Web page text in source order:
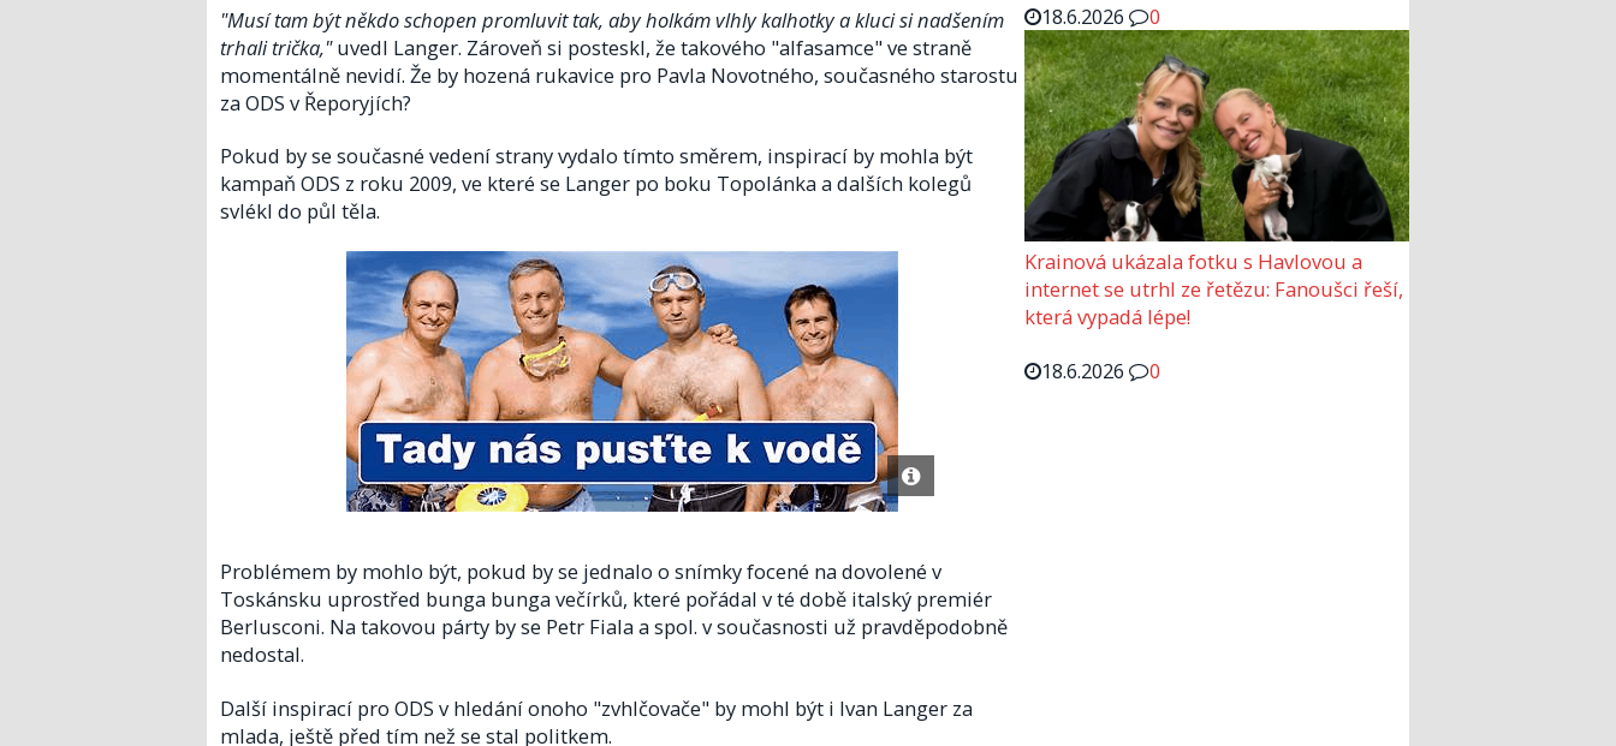
"Musí tam být někdo schopen promluvit tak, aby holkám vlhly kalhotky a kluci si nadšením
trhali trička,"uvedl Langer. Zároveň si posteskl, že takového "alfasamce" ve straně
momentálně nevidí. Že by hozená rukavice pro Pavla Novotného, současného starostu
za ODS v Řeporyjích?
Pokud by se současné vedení strany vydalo tímto směrem, inspirací by mohla být
kampaň ODS z roku 2009, ve které se Langer po boku Topolánka a dalších kolegů
svlékl do půl těla.
Problémem by mohlo být, pokud by se jednalo o snímky focené na dovolené v
Toskánsku uprostřed bunga bunga večírků, které pořádal v té době italský premiér
Berlusconi. Na takovou párty by se Petr Fiala a spol. v současnosti už pravděpodobně
nedostal.
Další inspirací pro ODS v hledání onoho "zvhlčovače" by mohl být i Ivan Langer za
mlada, ještě před tím než se stal politkem.
18.6.2026
0
Krainová ukázala fotku s Havlovou a
internet se utrhl ze řetězu: Fanoušci řeší,
která vypadá lépe!
18.6.2026
0